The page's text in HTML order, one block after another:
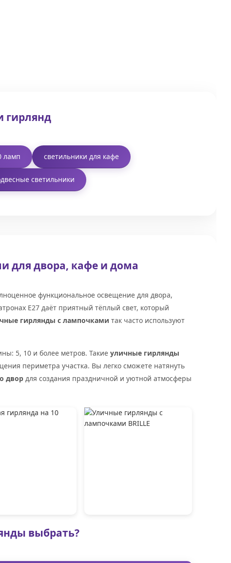
гирлянд
ламп светильники для кафе
светильники
для двора, кафе и дома
функциональное освещение для двора,
E27 даёт приятный тёплый свет, который
гирлянды с лампочками так часто используют
5, 10 и более метров. Такие уличные гирлянды
периметра участка. Вы легко сможете натянуть
двор для создания праздничной и уютной атмосферы
выбрать?